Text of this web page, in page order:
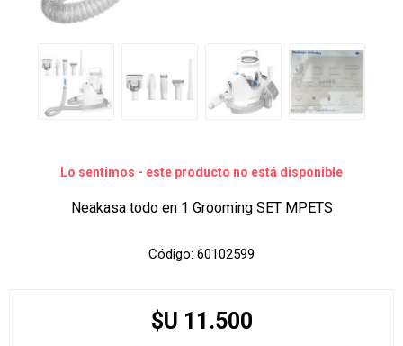
Lo sentimos - este producto no está disponible
Neakasa todo en 1 Grooming SET MPETS
Código: 60102599
$U 11.500